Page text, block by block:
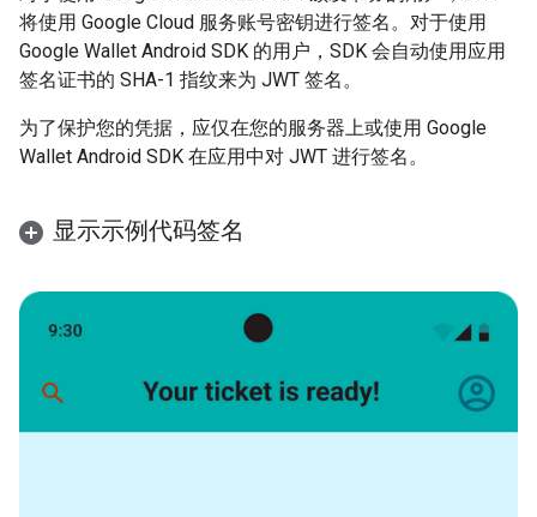
将使用 Google Cloud 服务账号密钥进行签名。对于使用
Google Wallet Android SDK 的用户，SDK 会自动使用应用
签名证书的 SHA-1 指纹来为 JWT 签名。
为了保护您的凭据，应仅在您的服务器上或使用 Google
Wallet Android SDK 在应用中对 JWT 进行签名。
显示示例代码签名